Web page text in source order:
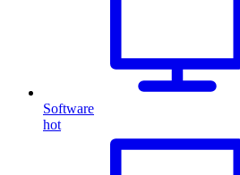
Software
hot